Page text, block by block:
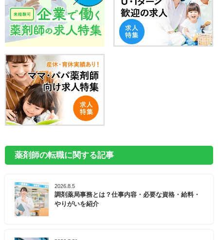
薬剤師の転職に関する記事
2026.8.5
調剤薬局事務とは？仕事内容・必要な資格・給料・
やりがいを紹介